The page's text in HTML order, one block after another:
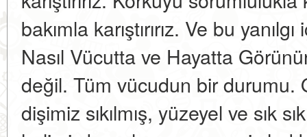
bakımla karıştırırız. Ve bu
Nasıl Vücutta ve Hayatta
değil. Tüm vücudun bir durumu.
dişimiz sıkılmış, yüzeyel ve sık